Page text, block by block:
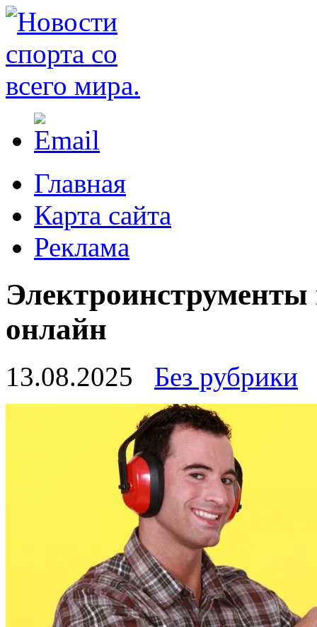
Главная
Карта сайта
Реклама
онлайн
13.08.2025 Без рубрики